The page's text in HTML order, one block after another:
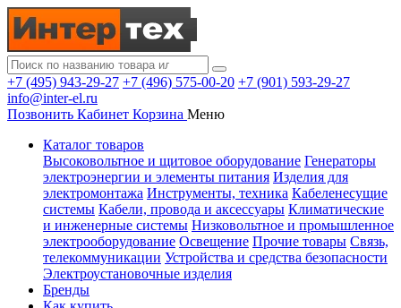
+7 (495) 943-29-27 +7 (496) 575-00-20 +7 (901) 593-29-27
info@inter-el.ru
Позвонить Кабинет Корзина Меню
Каталог товаров
Высоковольтное и щитовое оборудование Генераторы
электроэнергии и элементы питания Изделия для
электромонтажа Инструменты, техника Кабеленесущие
системы Кабели, провода и аксессуары Климатические
и инженерные системы Низковольтное и промышленное
электрооборудование Освещение Прочие товары Связь,
телекоммуникации Устройства и средства безопасности
Электроустановочные изделия
Бренды